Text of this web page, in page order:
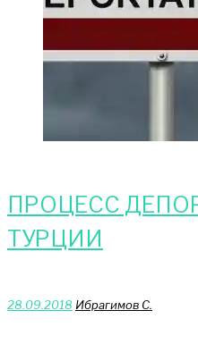
ПРОЦЕСС
ТУРЦИИ
28.09.2018 Ибрагимов С.